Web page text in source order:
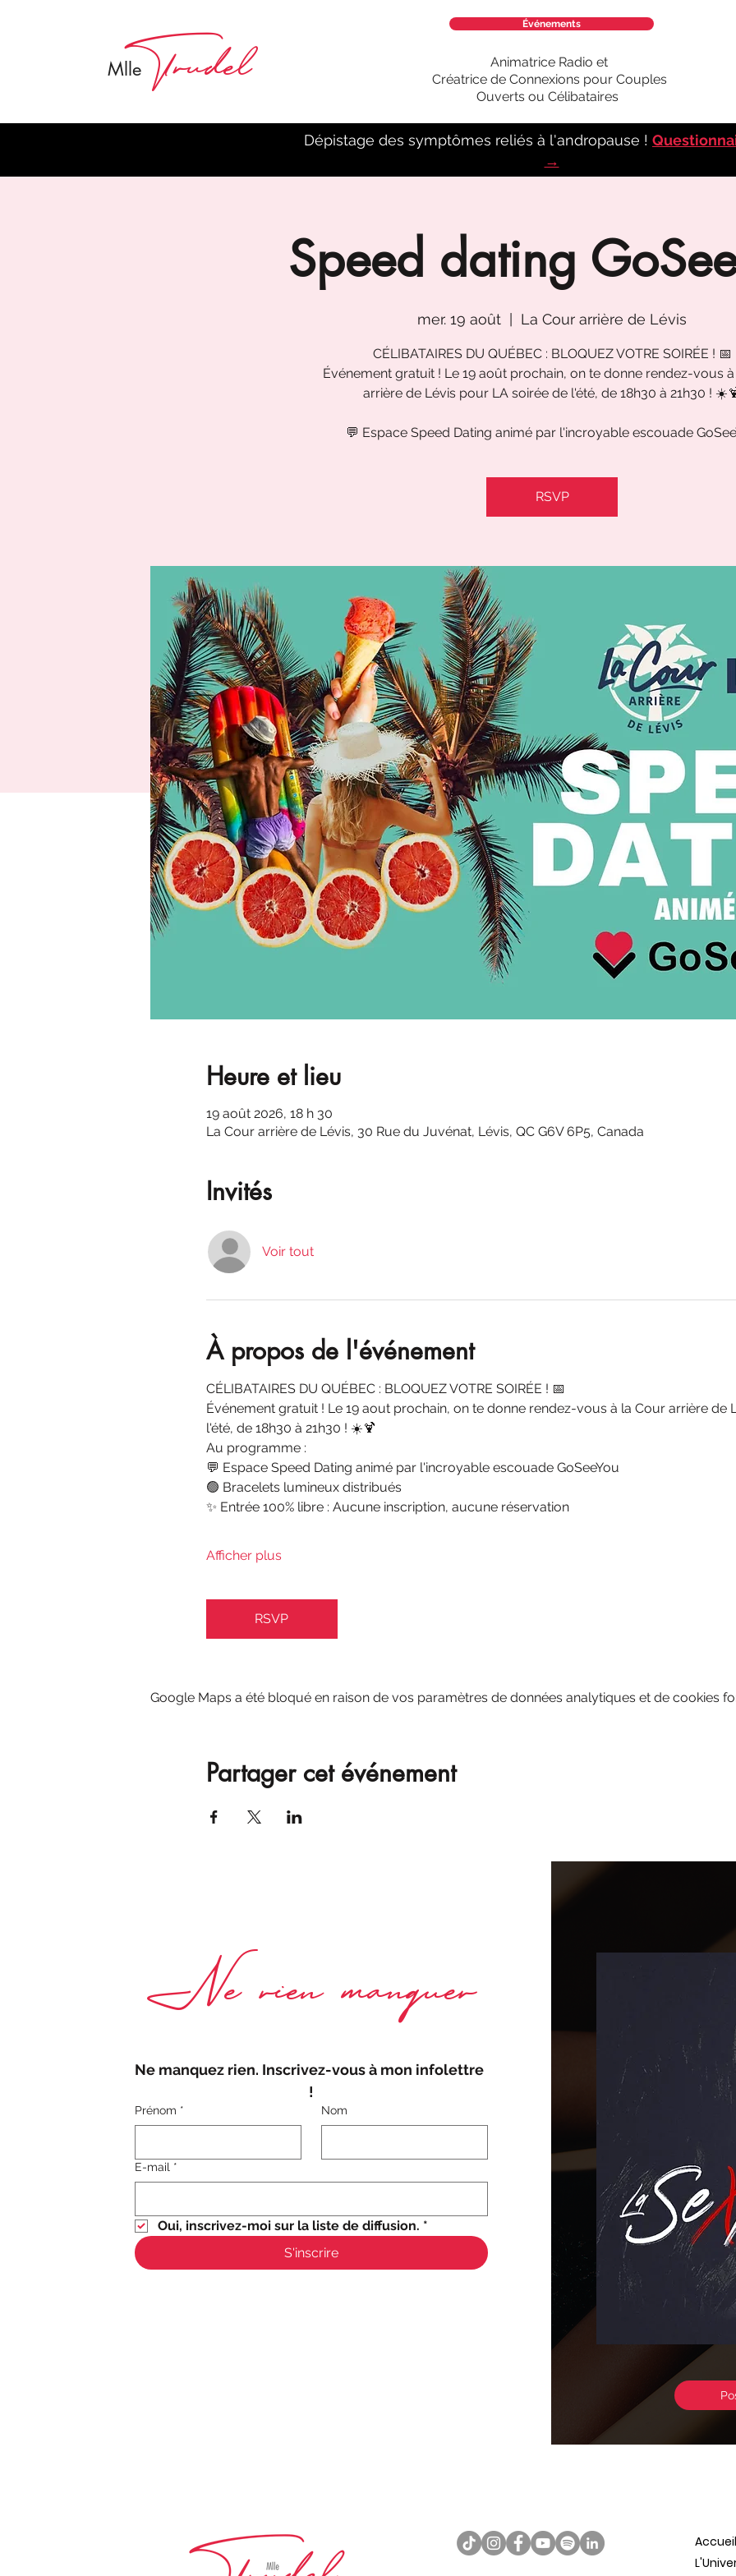
Trudel
M lle
Événements
Animatrice Radio et
Créatrice de Connexions pour Couples
Ouverts ou Célibataires
Dépistage des symptômes reliés à l'andropause !
→
Speed dating
mer. 19 août La Cour arrière de Lévis
CÉLIBATAIRES DU QUÉBEC : BLOQUEZ VOTRE SOIRÉE ! 📅
Événement gratuit ! Le 19 août prochain, on te donne rendez-vous
arrière de Lévis pour LA soirée de l'été, de 18h30 à 21h30 !
RSVP
Heure et lieu
19 août 2026, 18 h 30
La Cour arrière de Lévis, 30 Rue du Juvénat, Lévis, QC G6V 6P5, Canada
Invités
Voir tout
À propos de l'événement
CÉLIBATAIRES DU QUÉBEC : BLOQUEZ VOTRE SOIRÉE ! 📅
Événement gratuit ! Le 19 aout prochain, on te donne rendez-vous à la Cour arrière de
l'été, de 18h30 à 21h30 ! ☀️🍹
Au programme :
💬 Espace Speed Dating animé par l'incroyable escouade GoSeeYou
🟢 Bracelets lumineux distribués
✨ Entrée 100% libre : Aucune inscription, aucune réservation
Afficher plus
RSVP
Google Maps a été bloqué en raison de vos paramètres de données analytiques et de cookies
Partager cet événement
Ne rien manquer
Ne manquez rien. Inscrivez-vous à mon infolettre
!
Prénom * Nom
E-mail *
Oui, inscrivez-moi sur la liste de diffusion. *
S'inscrire
Accueil